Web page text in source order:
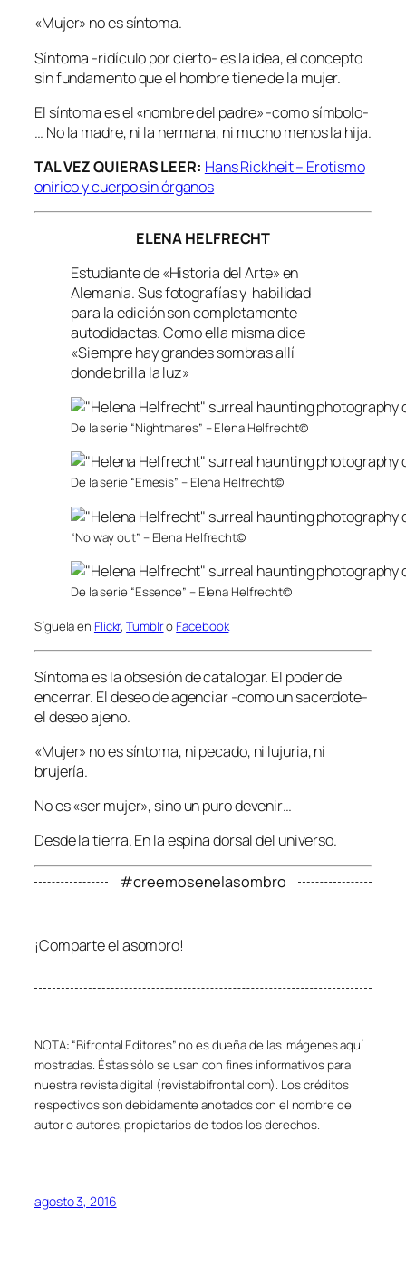
«Mujer» no es síntoma.
Síntoma -ridículo por cierto- es la idea, el concepto
sin fundamento que el hombre tiene de la mujer.
El síntoma es el «nombre del padre» -como símbolo-
… No la madre, ni la hermana, ni mucho menos la hija.
TAL VEZ QUIERAS LEER: Hans Rickheit – Erotismo
onírico y cuerpo sin órganos
ELENA HELFRECHT
Estudiante de «Historia del Arte» en
Alemania. Sus fotografías y habilidad
para la edición son completamente
autodidactas. Como ella misma dice
«Siempre hay grandes sombras allí
donde brilla la luz»
De la serie “Nightmares” – Elena Helfrecht©
De la serie “Emesis” – Elena Helfrecht©
“No way out” – Elena Helfrecht©
De la serie “Essence” – Elena Helfrecht©
Síguela en Flickr,Tumblro Facebook
Síntoma es la obsesión de catalogar. El poder de
encerrar. El deseo de agenciar -como un sacerdote-
el deseo ajeno.
«Mujer» no es síntoma, ni pecado, ni lujuria, ni
brujería.
No es «ser mujer», sino un puro devenir…
Desde la tierra. En la espina dorsal del universo.
#creemosenelasombro
¡Comparte el asombro!
NOTA: “Bifrontal Editores” no es dueña de las imágenes aquí
mostradas. Éstas sólo se usan con fines informativos para
nuestra revista digital (revistabifrontal.com). Los créditos
respectivos son debidamente anotados con el nombre del
autor o autores, propietarios de todos los derechos.
agosto 3, 2016